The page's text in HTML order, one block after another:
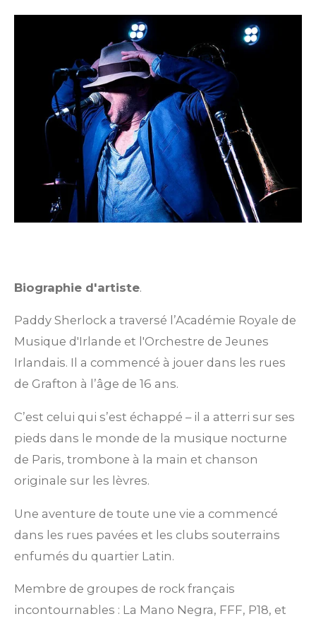
Biographie d'artiste.
Paddy Sherlock a traversé l’Académie Royale de
Musique d'Irlande et l'Orchestre de Jeunes
Irlandais. Il a commencé à jouer dans les rues
de Grafton à l’âge de 16 ans.
C’est celui qui s’est échappé – il a atterri sur ses
pieds dans le monde de la musique nocturne
de Paris, trombone à la main et chanson
originale sur les lèvres.
Une aventure de toute une vie a commencé
dans les rues pavées et les clubs souterrains
enfumés du quartier Latin.
Membre de groupes de rock français
incontournables : La Mano Negra, FFF, P18, et